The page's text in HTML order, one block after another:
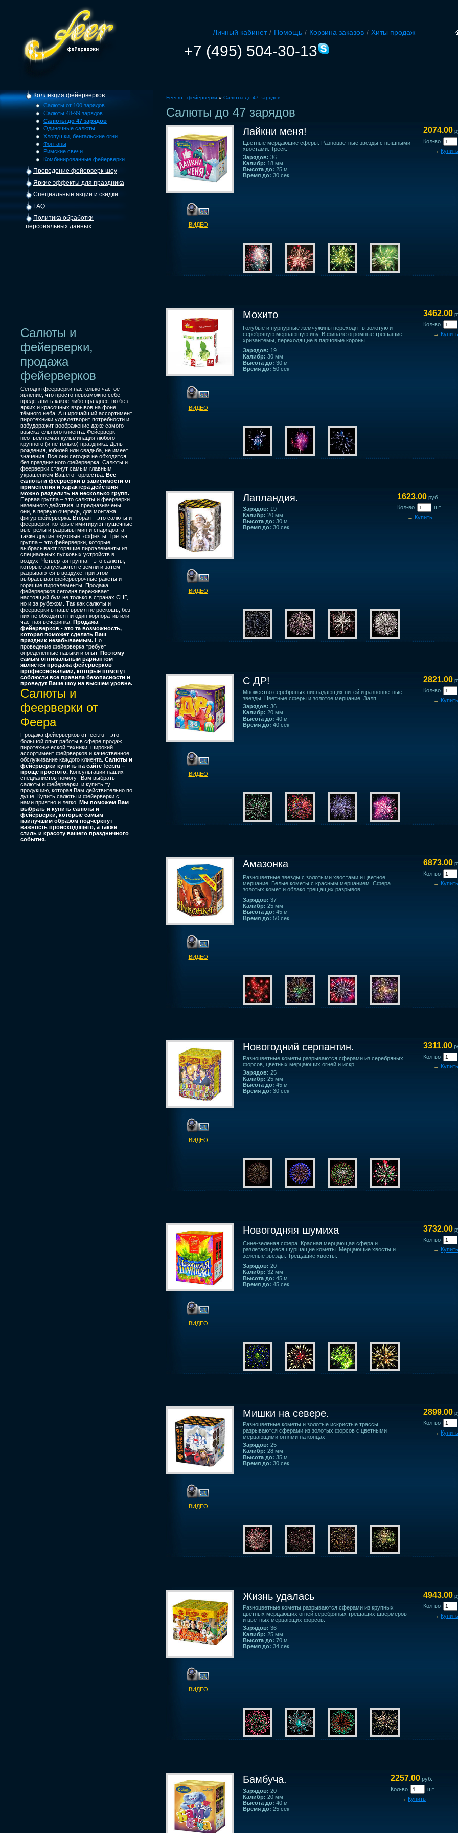
Личный кабинет / Помощь / Корзина заказов / Хиты продаж
+7 (495) 504-30-13
Коллекция фейерверков
Салюты от 100 зарядов
Салюты 48-99 зарядов
Салюты до 47 зарядов
Одиночные салюты
Хлопушки, бенгальские огни
Фонтаны
Римские свечи
Комбинированные фейерверки
Проведение фейерверк-шоу
Яркие эффекты для праздника
Специальные акции и скидки
FAQ
Политика обработки
персональных данных
Салюты и
фейерверки,
продажа
фейерверков
Сегодня феерверки настолько частое
явление, что просто невозможно себе
представить какое-либо празднество без
ярких и красочных взрывов на фоне
тёмного неба. А широчайший ассортимент
пиротехники удовлетворит потребности и
взбудоражит воображение даже самого
взыскательного клиента. Фейерверк –
неотъемлемая кульминация любого
крупного (и не только) праздника. День
рождения, юбилей или свадьба, не имеет
значения. Все они сегодня не обходятся
без праздничного фейерверка. Салюты и
феерверки станут самым главным
украшением Вашего торжества. Все
салюты и феерверки в зависимости от
применения и характера действия
можно разделить на несколько групп.
Первая группа – это салюты и феерверки
наземного действия, и предназначены
они, в первую очередь, для монтажа
фигур фейерверка. Вторая – это салюты и
феерверки, которые имитируют пушечные
выстрелы и разрывы мин и снарядов, а
также другие звуковые эффекты. Третья
группа – это фейерверки, которые
выбрасывают горящие пироэлементы из
специальных пусковых устройств в
воздух. Четвертая группа – это салюты,
которые запускаются с земли и затем
разрываются в воздухе, при этом
выбрасывая фейерверочные ракеты и
горящие пироэлементы. Продажа
фейерверков сегодня переживает
настоящий бум не только в странах СНГ,
но и за рубежом. Так как салюты и
феерверки в наше время не роскошь, без
них не обходится ни один корпоратив или
частная вечеринка. Продажа
фейерверков - это та возможность,
которая поможет сделать Ваш
праздник незабываемым. Но
проведение фейерверка требует
определенные навыки и опыт. Поэтому
самым оптимальным вариантом
является продажа фейерверков
профессионалами, которые помогут
соблюсти все правила безопасности и
проведут Ваше шоу на высшем уровне.
Салюты и
феерверки от
Феера
Продажа фейерверков от feer.ru – это
большой опыт работы в сфере продаж
пиротехнической техники, широкий
ассортимент фейрверков и качественное
обслуживание каждого клиента. Салюты и
фейерверки купить на сайте feer.ru –
проще простого. Консультации наших
специалистов помогут Вам выбрать
салюты и фейерверки, и купить ту
продукцию, которая Вам действительно по
душе. Купить салюты и фейерверки с
нами приятно и легко. Мы поможем Вам
выбрать и купить салюты и
фейерверки, которые самым
наилучшим образом подчеркнут
важность происходящего, а также
стиль и красоту вашего праздничного
события.
Feer.ru - фейерверки » Салюты до 47 зарядов
Салюты до 47 зарядов
ВИДЕО
Лайкни меня!
Цветные мерцающие сферы. Разноцветные звезды с пышными
хвостами. Треск.
Зарядов: 36
Калибр: 18 мм
Высота до: 25 м
Время до: 30 сек
2074.00
Кол-во
→ Купить
ВИДЕО
Мохито
Голубые и пурпурные жемчужины переходят в золотую и
серебряную мерцающую иву. В финале огромные трещащие
хризантемы, переходящие в парчовые короны.
Зарядов: 19
Калибр: 30 мм
Высота до: 30 м
Время до: 50 сек
3462.00
Кол-во
→ Купить
ВИДЕО
Лапландия.
Зарядов: 19
Калибр: 20 мм
Высота до: 30 м
Время до: 30 сек
1623.00 руб.
Кол-во
шт.
→ Купить
ВИДЕО
С ДР!
Множество серебряных ниспадающих нитей и разноцветные
звезды. Цветные сферы и золотое мерцание. Залп.
Зарядов: 36
Калибр: 20 мм
Высота до: 40 м
Время до: 40 сек
2821.00
Кол-во
→ Купить
ВИДЕО
Амазонка
Разноцветные звезды с золотыми хвостами и цветное
мерцание. Белые кометы с красным мерцанием. Сфера
золотых комет и облако трещащих разрывов.
Зарядов: 37
Калибр: 25 мм
Высота до: 45 м
Время до: 50 сек
6873.00
Кол-во
→ Купить
ВИДЕО
Новогодний серпантин.
Разноцветные кометы разрываются сферами из серебряных
форсов, цветных мерцающих огней и искр.
Зарядов: 25
Калибр: 25 мм
Высота до: 45 м
Время до: 30 сек
3311.00
Кол-во
→ Купить
ВИДЕО
Новогодняя шумиха
Сине-зеленая сфера. Красная мерцающая сфера и
разлетающиеся шуршащие кометы. Мерцающие хвосты и
зеленые звезды. Трещащие хвосты.
Зарядов: 20
Калибр: 32 мм
Высота до: 45 м
Время до: 45 сек
3732.00
Кол-во
→ Купить
ВИДЕО
Мишки на севере.
Разноцветные кометы и золотые искристые трассы
разрываются сферами из золотых форсов с цветными
мерцающими огнями на концах.
Зарядов: 25
Калибр: 28 мм
Высота до: 35 м
Время до: 30 сек
2899.00
Кол-во
→ Купить
ВИДЕО
Жизнь удалась
Разноцветные кометы разрываются сферами из крупных
цветных мерцающих огней,серебряных трещащих швермеров
и цветных мерцающих форсов.
Зарядов: 36
Калибр: 25 мм
Высота до: 70 м
Время до: 34 сек
4943.00
Кол-во
→ Купить
Бамбуча.
Зарядов: 20
Калибр: 20 мм
Высота до: 40 м
Время до: 25 сек
2257.00 руб.
Кол-во
шт.
→ Купить